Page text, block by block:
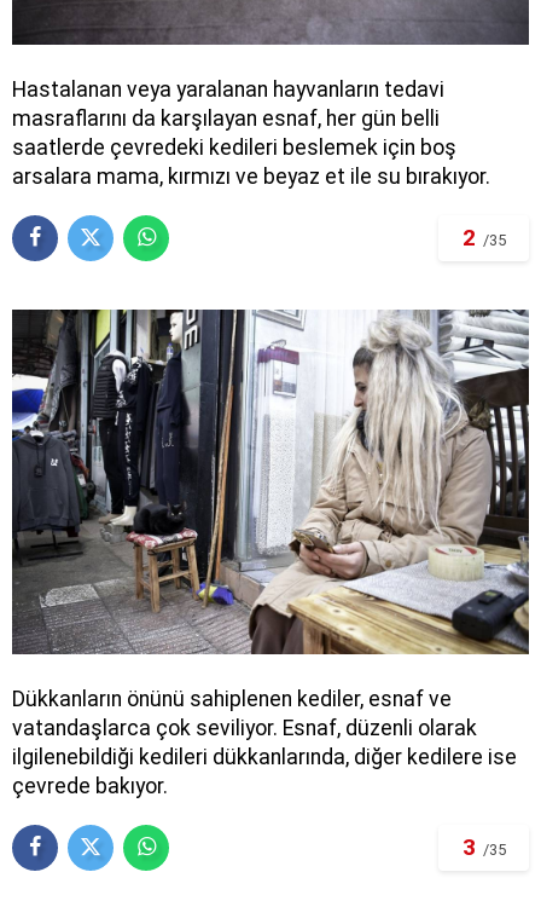
Hastalanan veya yaralanan hayvanların tedavi
masraflarını da karşılayan esnaf, her gün belli
saatlerde çevredeki kedileri beslemek için boş
arsalara mama, kırmızı ve beyaz et ile su bırakıyor.
2 /35
Dükkanların önünü sahiplenen kediler, esnaf ve
vatandaşlarca çok seviliyor. Esnaf, düzenli olarak
ilgilenebildiği kedileri dükkanlarında, diğer kedilere ise
çevrede bakıyor.
3 /35